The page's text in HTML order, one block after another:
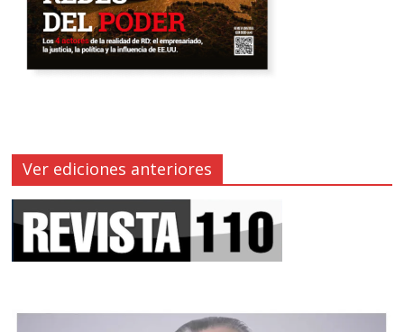
Ver ediciones anteriores